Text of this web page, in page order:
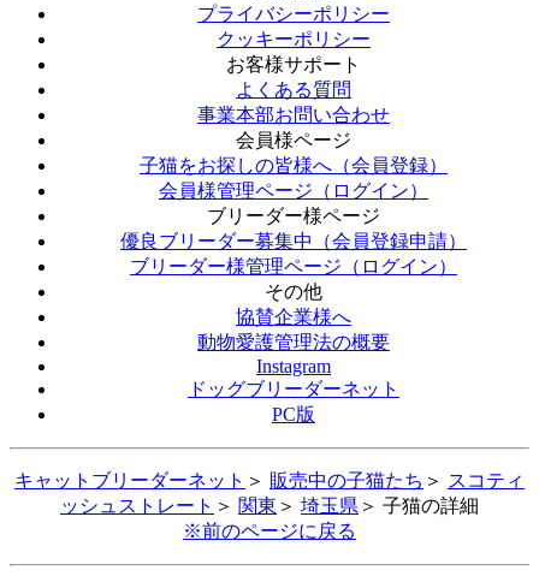
プライバシーポリシー
クッキーポリシー
お客様サポート
よくある質問
事業本部お問い合わせ
会員様ページ
子猫をお探しの皆様へ（会員登録）
会員様管理ページ（ログイン）
ブリーダー様ページ
優良ブリーダー募集中（会員登録申請）
ブリーダー様管理ページ（ログイン）
その他
協賛企業様へ
動物愛護管理法の概要
Instagram
ドッグブリーダーネット
PC版
キャットブリーダーネット ＞ 販売中の子猫たち ＞ スコティ
ッシュストレート ＞ 関東 ＞ 埼玉県 ＞ 子猫の詳細
※前のページに戻る